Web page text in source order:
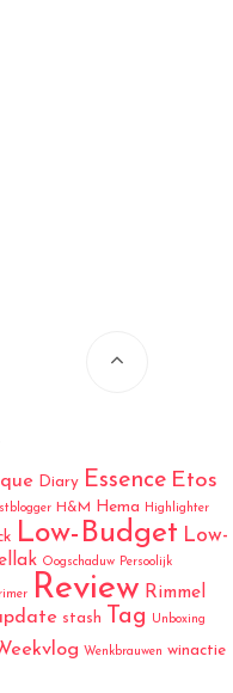
Diary Essence Etos
H&M Hema Highlighter
Low-Budget Low-
Oogschaduw Persoolijk
Review Rimmel
stash Tag Unboxing
Wenkbrauwen winactie